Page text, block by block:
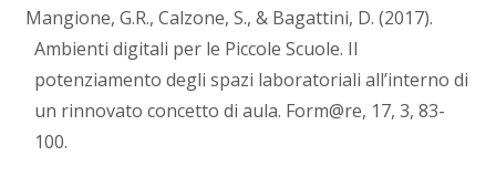
Mangione, G.R., Calzone, S., & Bagattini, D. (2017).
Ambienti digitali per le Piccole Scuole. Il
potenziamento degli spazi laboratoriali all’interno di
un rinnovato concetto di aula. Form@re, 17, 3, 83-
100.